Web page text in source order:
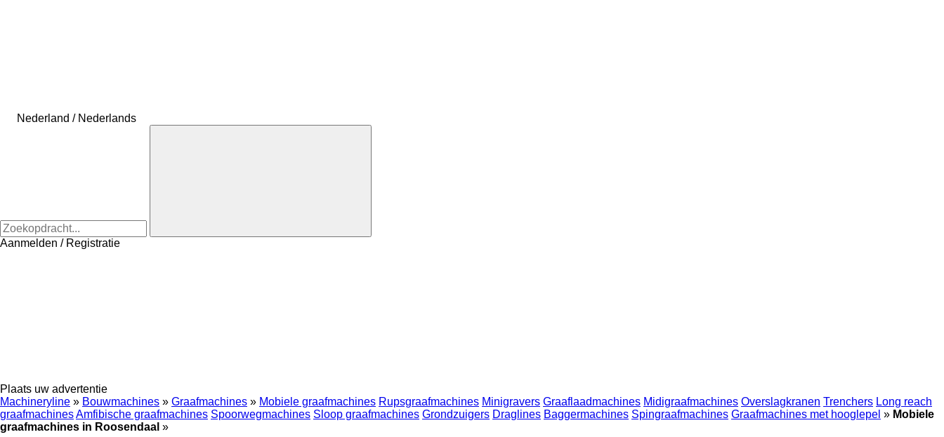
Nederland / Nederlands
Aanmelden / Registratie
Plaats uw advertentie
Machineryline » Bouwmachines » Graafmachines » Mobiele graafmachines Rupsgraafmachines Minigravers Graaflaadmachines Midigraafmachines Overslagkranen Trenchers Long reach
graafmachinesAmfibische graafmachines Spoorwegmachines Sloop graafmachines Grondzuigers Draglines Baggermachines Spingraafmachines Graafmachines met hooglepel » Mobiele
graafmachines in Roosendaal »